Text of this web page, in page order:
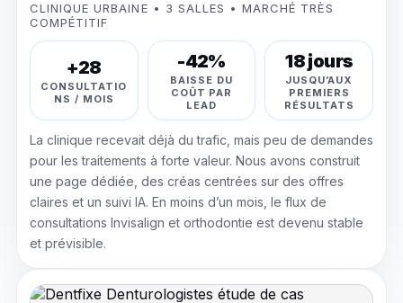
CLINIQUE URBAINE • 3 SALLES • MARCHÉ TRÈS
COMPÉTITIF
+28
CONSULTATIO
NS / MOIS
-42%
BAISSE DU
COÛT PAR
LEAD
18 jours
JUSQU’AUX
PREMIERS
RÉSULTATS
La clinique recevait déjà du trafic, mais peu de demandes
pour les traitements à forte valeur. Nous avons construit
une page dédiée, des créas centrées sur des offres
claires et un suivi IA. En moins d’un mois, le flux de
consultations Invisalign et orthodontie est devenu stable
et prévisible.